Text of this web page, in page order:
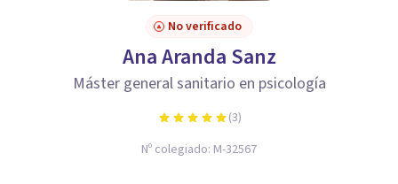
No verificado
Ana Aranda Sanz
Máster general sanitario en psicología
(3)
Nº colegiado: M-32567